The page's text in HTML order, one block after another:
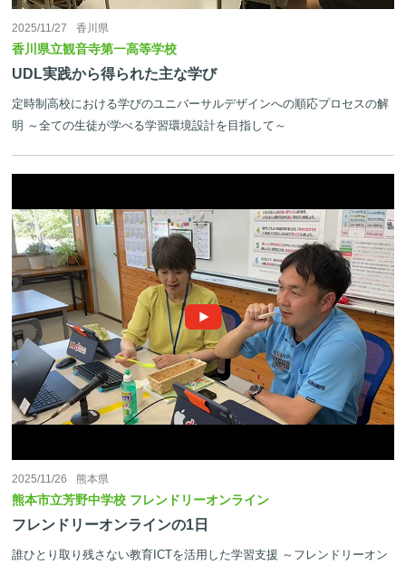
2025/11/27 香川県
香川県立観音寺第一高等学校
UDL実践から得られた主な学び
定時制高校における学びのユニバーサルデザインへの順応プロセスの解
明 ～全ての生徒が学べる学習環境設計を目指して～
2025/11/26 熊本県
熊本市立芳野中学校 フレンドリーオンライン
フレンドリーオンラインの1日
誰ひとり取り残さない教育ICTを活用した学習支援 ～フレンドリーオン